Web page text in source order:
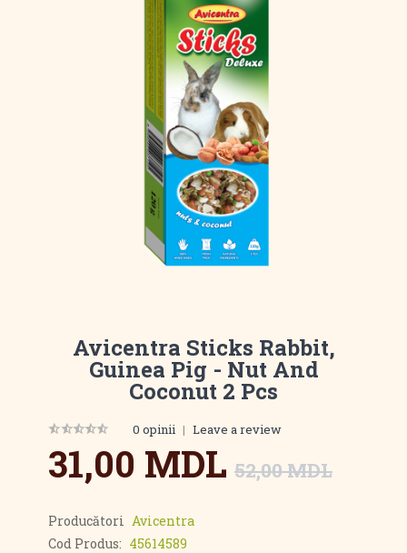
Avicentra Sticks Rabbit,
Guinea Pig - Nut And
Coconut 2 Pcs
0 opinii | Leave a review
31,00 MDL 52,00 MDL
Producători Avicentra
Cod Produs: 45614589